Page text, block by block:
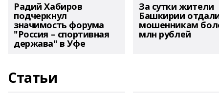
Радий Хабиров
подчеркнул
значимость форума
"Россия – спортивная
держава" в Уфе
За сутки жители
Башкирии
мошенникам
млн рублей
Статьи